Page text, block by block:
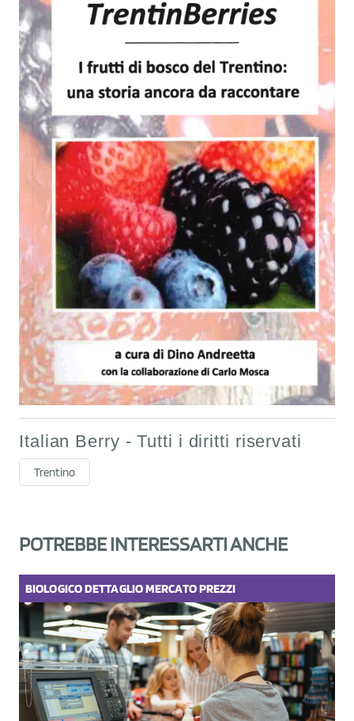
Italian Berry - Tutti i diritti riservati
Trentino
POTREBBE INTERESSARTI ANCHE
BIOLOGICODETTAGLIOMERCATOPREZZI